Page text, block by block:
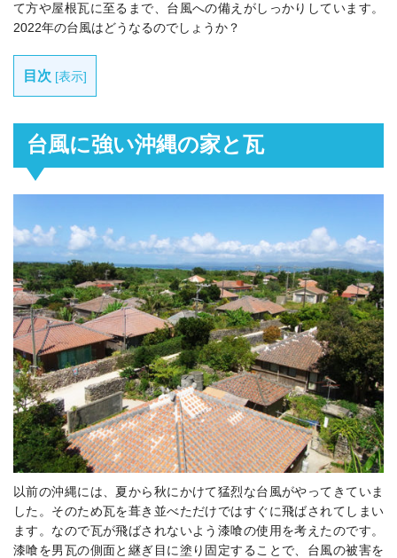
て方や屋根瓦に至るまで、台風への備えがしっかりしています。
2022年の台風はどうなるのでしょうか？
目次 [表示]
台風に強い沖縄の家と瓦
以前の沖縄には、夏から秋にかけて猛烈な台風がやってきていま
した。そのため瓦を葺き並べただけではすぐに飛ばされてしまい
ます。なので瓦が飛ばされないよう漆喰の使用を考えたのです。
漆喰を男瓦の側面と継ぎ目に塗り固定することで、台風の被害を